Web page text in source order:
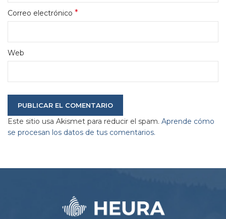
Correo electrónico *
Web
Este sitio usa Akismet para reducir el spam. Aprende cómo
se procesan los datos de tus comentarios.